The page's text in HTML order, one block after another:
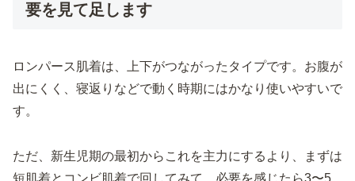
要を見て足します
ロンパース肌着は、上下がつながったタイプです。お腹が
出にくく、寝返りなどで動く時期にはかなり使いやすいで
す。
ただ、新生児期の最初からこれを主力にするより、まずは
短肌着とコンビ肌着で回してみて、必要を感じたら3〜5